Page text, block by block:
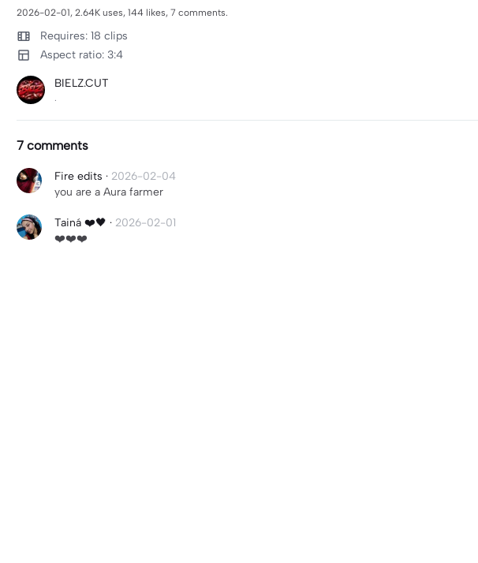
2026-02-01, 2.64K uses, 144 likes, 7 comments.
Requires: 18 clips
Aspect ratio: 3:4
BIELZ.CUT
.
7 comments
Fire edits · 2026-02-04
you are a Aura farmer
Tainá ❤️🖤 · 2026-02-01
❤️❤️❤️